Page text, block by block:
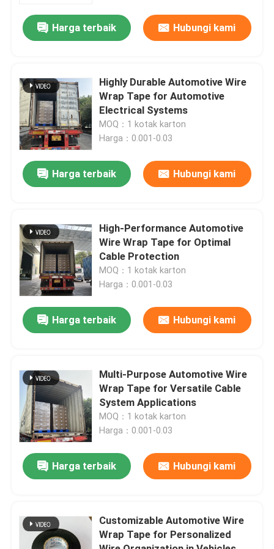
Produk
Video
Tampilan VR
Wisata pabrik
Kontrol kualitas
Hubungi kami
Tape Harness Kawat Otomotif
Harga terbaik Hubungi kami
Highly Durable Automotive Wire
Wrap Tape for Automotive
Electrical Systems
MOQ：1 kotak karton
Harga：0.001-0.03
Harga terbaik Hubungi kami
High-Performance Automotive
Wire Wrap Tape for Optimal
Cable Protection
MOQ：1 kotak karton
Harga：0.001-0.03
Harga terbaik Hubungi kami
Multi-Purpose Automotive Wire
Wrap Tape for Versatile Cable
System Applications
MOQ：1 kotak karton
Harga：0.001-0.03
Harga terbaik Hubungi kami
Customizable Automotive Wire
Wrap Tape for Personalized